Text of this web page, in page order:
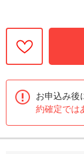
お申込み後
約確定では